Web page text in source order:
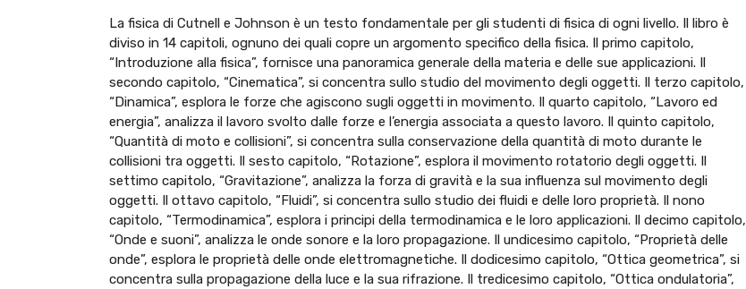
La fisica di Cutnell e Johnson è un testo fondamentale per gli studenti di fisica di ogni livello. Il libro è
diviso in 14 capitoli, ognuno dei quali copre un argomento specifico della fisica. Il primo capitolo,
“Introduzione alla fisica”, fornisce una panoramica generale della materia e delle sue applicazioni. Il
secondo capitolo, “Cinematica”, si concentra sullo studio del movimento degli oggetti. Il terzo capitolo,
“Dinamica”, esplora le forze che agiscono sugli oggetti in movimento. Il quarto capitolo, “Lavoro ed
energia”, analizza il lavoro svolto dalle forze e l’energia associata a questo lavoro. Il quinto capitolo,
“Quantità di moto e collisioni”, si concentra sulla conservazione della quantità di moto durante le
collisioni tra oggetti. Il sesto capitolo, “Rotazione”, esplora il movimento rotatorio degli oggetti. Il
settimo capitolo, “Gravitazione”, analizza la forza di gravità e la sua influenza sul movimento degli
oggetti. Il ottavo capitolo, “Fluidi”, si concentra sullo studio dei fluidi e delle loro proprietà. Il nono
capitolo, “Termodinamica”, esplora i principi della termodinamica e le loro applicazioni. Il decimo capitolo,
“Onde e suoni”, analizza le onde sonore e la loro propagazione. Il undicesimo capitolo, “Proprietà delle
onde”, esplora le proprietà delle onde elettromagnetiche. Il dodicesimo capitolo, “Ottica geometrica”, si
concentra sulla propagazione della luce e la sua rifrazione. Il tredicesimo capitolo, “Ottica ondulatoria”,